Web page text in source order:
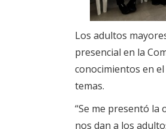
Los adultos
presencial en la
conocimientos en
temas.
“Se me presentó
nos dan a los